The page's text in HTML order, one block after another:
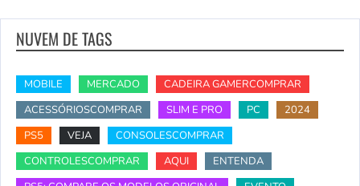
NUVEM DE TAGS
MOBILE MERCADO
CADEIRA GAMERCOMPRAR
ACESSÓRIOSCOMPRAR
SLIM E PRO PC
2024
PS5
VEJA
CONSOLESCOMPRAR
CONTROLESCOMPRAR
AQUI
ENTENDA